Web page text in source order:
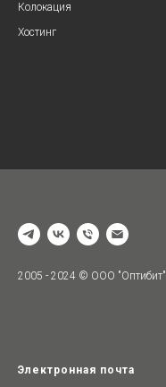
Колокация
Хостинг
2005 - 2024 © ООО "Оптибит"
Электронная почта